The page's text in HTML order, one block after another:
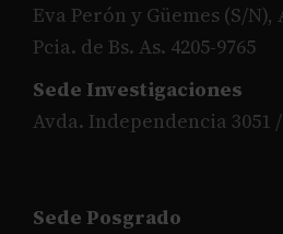
Eva Perón y Güemes (S/
Pcia. de Bs. As. 4205-9765
Sede Investigaciones
Avda. Independencia 3051 /
Sede Posgrado